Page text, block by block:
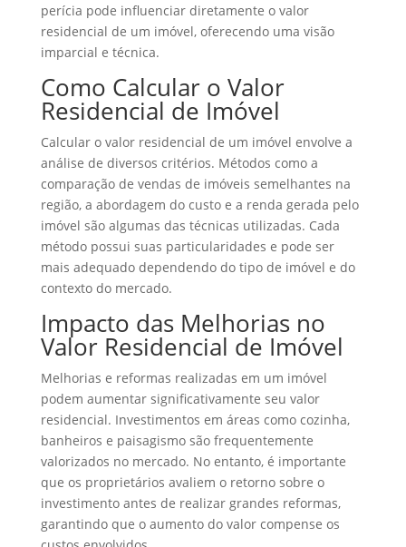
perícia pode influenciar diretamente o valor
residencial de um imóvel, oferecendo uma visão
imparcial e técnica.
Como Calcular o Valor
Residencial de Imóvel
Calcular o valor residencial de um imóvel envolve a
análise de diversos critérios. Métodos como a
comparação de vendas de imóveis semelhantes na
região, a abordagem do custo e a renda gerada pelo
imóvel são algumas das técnicas utilizadas. Cada
método possui suas particularidades e pode ser
mais adequado dependendo do tipo de imóvel e do
contexto do mercado.
Impacto das Melhorias no
Valor Residencial de Imóvel
Melhorias e reformas realizadas em um imóvel
podem aumentar significativamente seu valor
residencial. Investimentos em áreas como cozinha,
banheiros e paisagismo são frequentemente
valorizados no mercado. No entanto, é importante
que os proprietários avaliem o retorno sobre o
investimento antes de realizar grandes reformas,
garantindo que o aumento do valor compense os